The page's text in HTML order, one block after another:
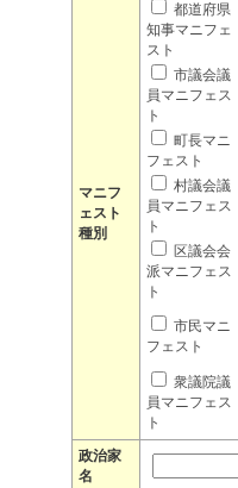
マニフ
ェスト
種別
都道府県
知事マニフェ
スト
市議会議
員マニフェス
ト
町長マニ
フェスト
村議会議
員マニフェス
ト
区議会会
派マニフェス
ト
市民マニ
フェスト
衆議院議
員マニフェス
ト
政治家
名